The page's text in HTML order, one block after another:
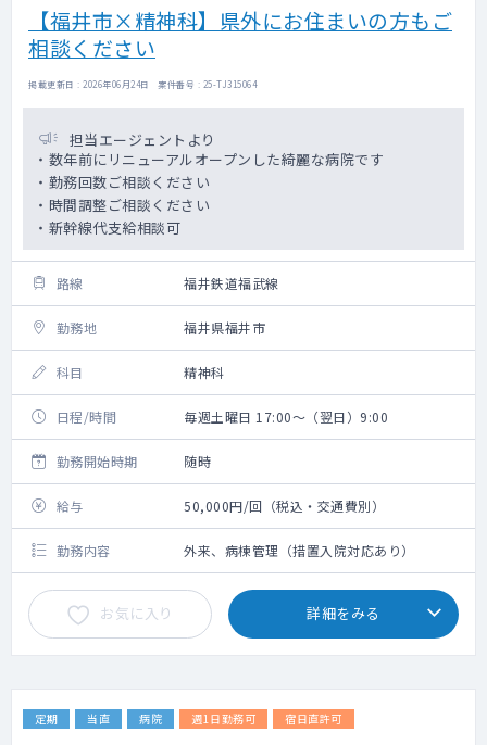
【福井市×精神科】県外にお住まいの方もご
相談ください
掲載更新日 : 2026年06月24日 案件番号 : 25-TJ315064
担当エージェントより
・数年前にリニューアルオープンした綺麗な病院です
・勤務回数ご相談ください
・時間調整ご相談ください
・新幹線代支給相談可
路線 福井鉄道福武線
勤務地 福井県福井市
科目 精神科
日程/時間 毎週土曜日 17:00～（翌日）9:00
勤務開始時期 随時
給与 50,000円/回（税込・交通費別）
勤務内容 外来、病棟管理（措置入院対応あり）
お気に入り 詳細をみる
定期 当直 病院 週1日勤務可 宿日直許可